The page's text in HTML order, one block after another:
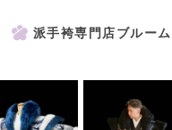
派手袴専門店ブルー